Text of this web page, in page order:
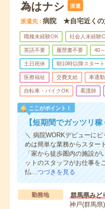
為はナシ
派遣
派遣先 病院 ★自宅近くの
職種未経験OK 社会人未経験
英語不要 履歴書不要 40
土日祝休 朝10時以降スタート
医療福祉 交費支給 車通
自転車・バイクOK 看護師
ここがポイント！
【短期間でガッツリ
＼ 病院WORKデビューに
めは簡単な業務からスター
「家から徒歩圏内の施設
ットのスタッフがお仕事を
払…つづきを見る
勤務地
群馬県みど
神戸(群馬県